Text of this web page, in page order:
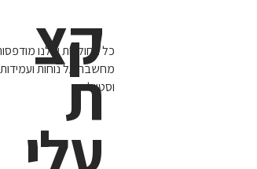
כל החולצות שלנו
מחשבה על נוחות
וסטייל
קצ
ת